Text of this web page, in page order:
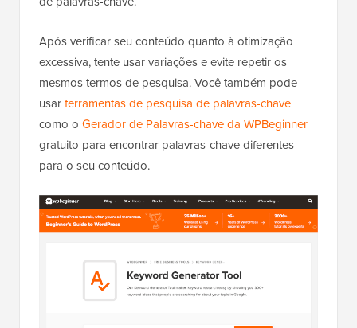
Após verificar seu conteúdo quanto à otimização
excessiva, tente usar variações e evite repetir os
mesmos termos de pesquisa. Você também pode
usarferramentas de pesquisa de palavras-chave
como o Gerador de Palavras-chave da WPBeginner
gratuito para encontrar palavras-chave diferentes
para o seu conteúdo.